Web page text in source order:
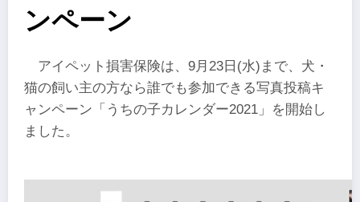
ンペーン
アイペット損害保険は、9月23日(水)まで、犬・
猫の飼い主の方なら誰でも参加できる写真投稿キ
ャンペーン「うちの子カレンダー2021」を開始し
ました。